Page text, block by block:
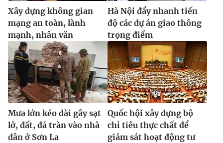
Xây dựng không gian
mạng an toàn, lành
mạnh, nhân văn
Hà Nội đẩy nhanh tiến
độ các dự án giao thông
trọng điểm
Mưa lớn kéo dài gây sạt
lở, đất, đá tràn vào nhà
dân ở Sơn La
Quốc hội xây dựng bộ
chỉ tiêu thực chất để
giám sát hoạt động tư